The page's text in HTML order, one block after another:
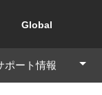
Global
サポート情報